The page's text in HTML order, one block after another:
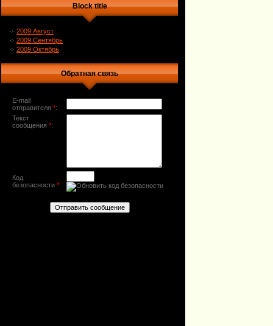
Block title
2009 Август
2009 Сентябрь
2009 Октябрь
Обратная связь
E-mail
отправителя *:
Текст
сообщения *:
Код
безопасности *: